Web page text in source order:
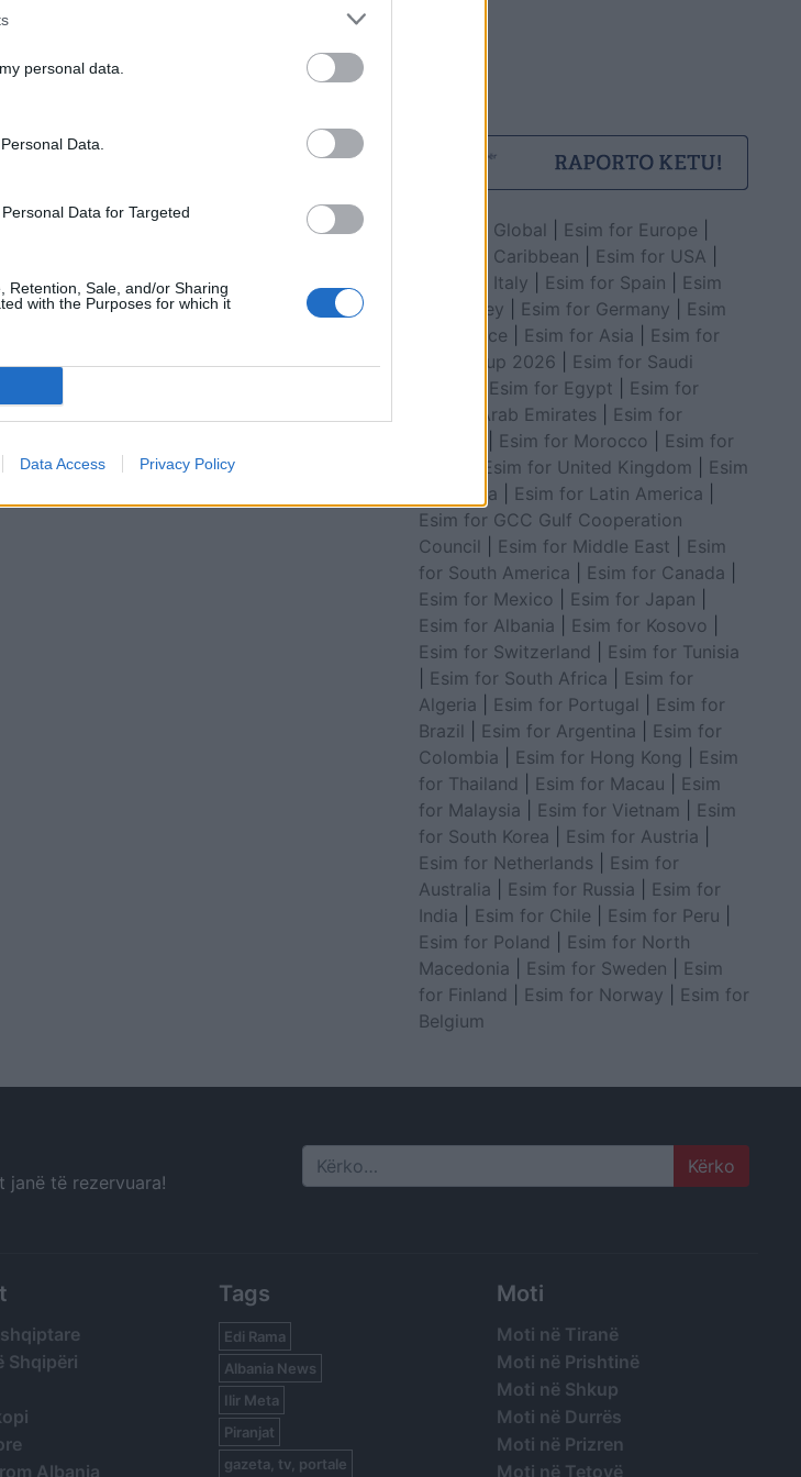
personal data.
Data.
Data for Targeted
Retention, Sale, and/or Sharing
with the Purposes for which it
Data Access Privacy Policy
Esim for Global Esim for Europe
Esim for Caribbean
Esim for USA
Esim for Italy
Esim for Spain
Esim
for Turkey
Esim for Germany
Esim
for Greece
Esim for Asia
Esim for
World Cup 2026
Esim for Saudi
Esim for Egypt
Esim for
United Arab Emirates
Esim for
Esim for Morocco
Esim for
Esim for United Kingdom
Esim
for Africa
Esim for Latin America
Esim for GCC Gulf Cooperation
Council
Esim for Middle East
Esim
for South America
Esim for Canada
Esim for Mexico
Esim for Japan
Esim for Albania
Esim for Kosovo
Esim for Switzerland
Esim for Tunisia
Esim for South Africa
Esim for
Algeria
Esim for Portugal
Esim for
Brazil
Esim for Argentina
Esim for
Colombia
Esim for Hong Kong
Esim
for Thailand
Esim for Macau
Esim
for Malaysia
Esim for Vietnam
Esim
for South Korea
Esim for Austria
Esim for Netherlands
Esim for
Australia
Esim for Russia
Esim for
India
Esim for Chile Esim for Peru
Esim for Poland
Esim for North
Macedonia
Esim for Sweden
Esim
for Finland
Esim for Norway
Esim for
Belgium
janë të rezervuara! Search
Shqipëri
Albania
Tags
Edi Rama
Albania News
Ilir Meta
Piranjat
gazeta, tv, portale
Moti
Moti në Tiranë
Moti në Prishtinë
Moti në Shkup
Moti në Durrës
Moti në Prizren
Moti në Tetovë